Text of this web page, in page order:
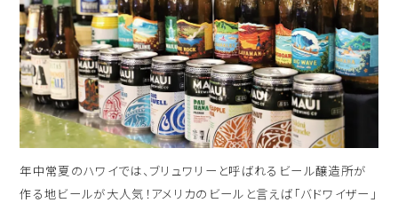
年中常夏のハワイでは、ブリュワリーと呼ばれるビール醸造所が
作る地ビールが大人気！アメリカのビールと言えば「バドワイザー」
5つの特徴
よくあるご質問
お客様の声
ハワイの最新情報
お問い合わせ
泊数 部屋数
人数
大人2名/子供0名/添い寝0名/幼児 0名
宿泊+航空券を検索